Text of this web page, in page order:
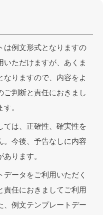
は例文形式となりますの
いただけますが、あくま
なりますので、内容をよ
ご判断と責任におきまし
。
ては、正確性、確実性を
。今後、予告なしに内容
ります。
データをご利用いただく
責任におきましてご利用
、例文テンプレートデー